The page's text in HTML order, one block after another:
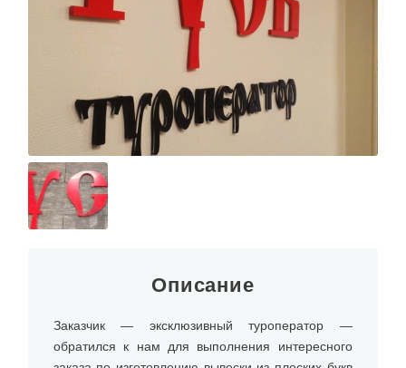
Описание
Заказчик — эксклюзивный туроператор —
обратился к нам для выполнения интересного